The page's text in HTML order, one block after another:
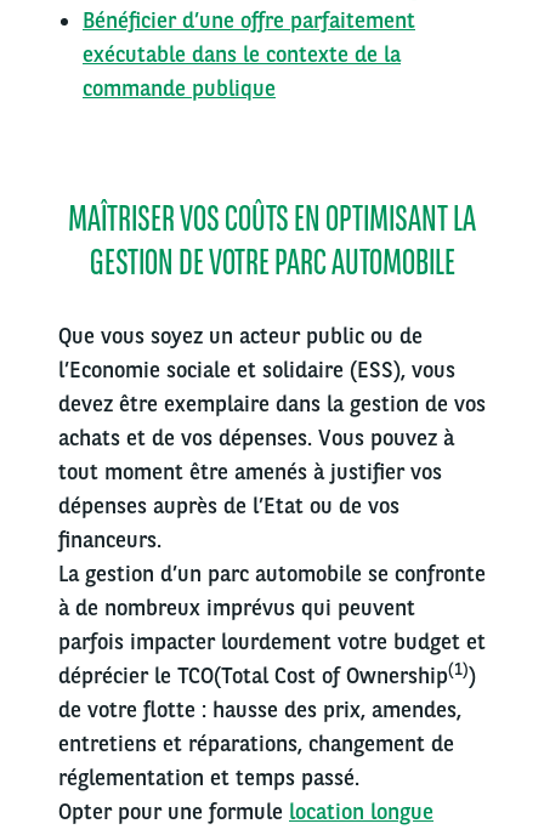
Bénéficier d’une offre parfaitement
exécutable dans le contexte de la
commande publique
MAÎTRISER VOS COÛTS EN OPTIMISANT LA
GESTION DE VOTRE PARC AUTOMOBILE
Que vous soyez un acteur public ou de
l’Economie sociale et solidaire (ESS), vous
devez être exemplaire dans la gestion de vos
achats et de vos dépenses. Vous pouvez à
tout moment être amenés à justifier vos
dépenses auprès de l’Etat ou de vos
financeurs.
La gestion d’un parc automobile se confronte
à de nombreux imprévus qui peuvent
parfois impacter lourdement votre budget et
déprécier le TCO(Total Cost of Ownership(1))
de votre flotte : hausse des prix, amendes,
entretiens et réparations, changement de
réglementation et temps passé.
Opter pour une formule location longue